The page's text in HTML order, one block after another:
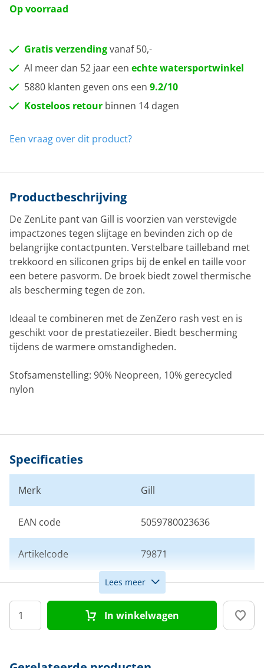
Op voorraad
Gratis verzendingvanaf 50,-
Al meer dan 52 jaar een echte watersportwinkel
5880 klanten geven ons een 9.2/10
Kosteloos retour binnen 14 dagen
Een vraag over dit product?
Productbeschrijving
De ZenLite pant van Gill is voorzien van verstevigde
impactzones tegen slijtage en bevinden zich op de
belangrijke contactpunten. Verstelbare tailleband met
trekkoord en siliconen grips bij de enkel en taille voor
een betere pasvorm. De broek biedt zowel thermische
als bescherming tegen de zon.
Ideaal te combineren met de ZenZero rash vest en is
geschikt voor de prestatiezeiler. Biedt bescherming
tijdens de warmere omstandigheden.
Stofsamenstelling: 90% Neopreen, 10% gerecycled
nylon
Specificaties
Merk Gill
EAN code 5059780023636
Artikelcode 79871
Maat M
Kleur Blauw
Lees meer
In winkelwagen